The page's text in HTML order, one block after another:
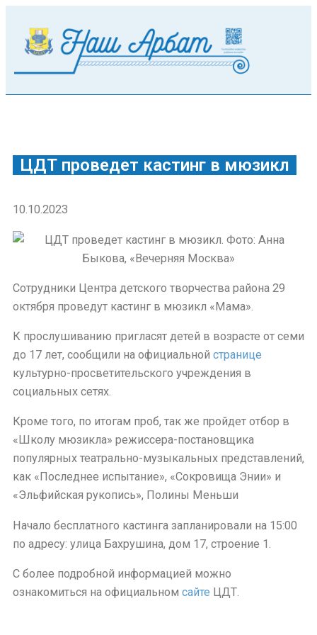
ЦДТ проведет кастинг в мюзикл
10.10.2023
Сотрудники Центра детского творчества района 29
октября проведут кастинг в мюзикл «Мама».
К прослушиванию пригласят детей в возрасте от семи
до 17 лет, сообщили на официальной странице
культурно-просветительского учреждения в
социальных сетях.
Кроме того, по итогам проб, так же пройдет отбор в
«Школу мюзикла» режиссера-постановщика
популярных театрально-музыкальных представлений,
как «Последнее испытание», «Сокровища Энии» и
«Эльфийская рукопись», Полины Меньши
Начало бесплатного кастинга запланировали на 15:00
по адресу: улица Бахрушина, дом 17, строение 1.
С более подробной информацией можно
ознакомиться на официальном сайте ЦДТ.